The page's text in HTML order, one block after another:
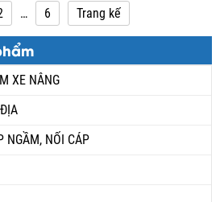
XE NÂNG
NGẦM, NỐI CÁP
… 6 Trang kế